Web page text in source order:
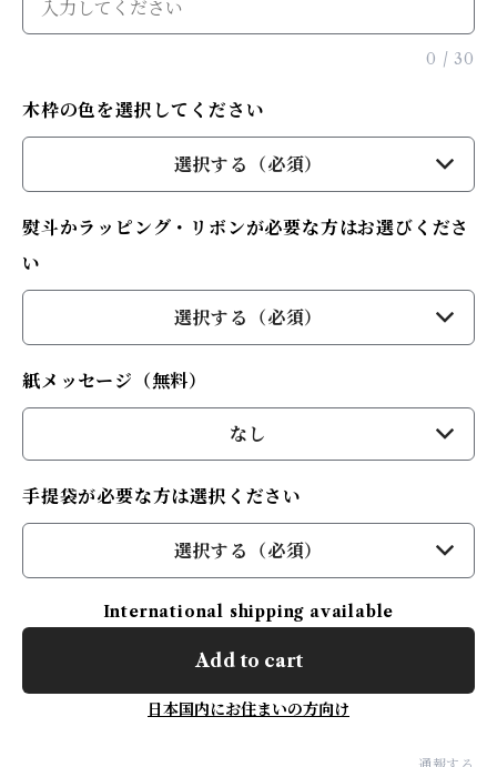
0 / 30
木枠の色を選択してください
選択する（必須）
熨斗かラッピング・リボンが必要な方はお選びくださ
い
選択する（必須）
紙メッセージ（無料）
なし
手提袋が必要な方は選択ください
選択する（必須）
International shipping available
Add to cart
日本国内にお住まいの方向け